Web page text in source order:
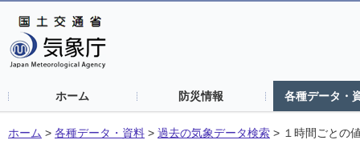
ホーム 防災情報 各種データ・
ホーム > 各種データ・資料 > 過去の気象データ検索 > １時間ごとの